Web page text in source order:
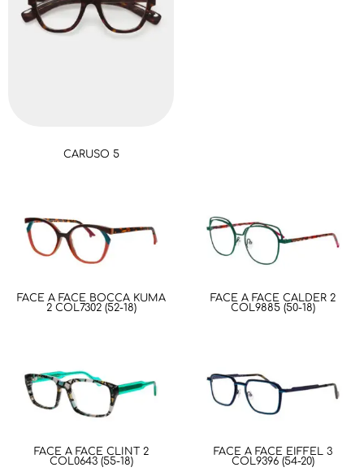
CARUSO 5
FACE A FACE BOCCA KUMA
2 COL7302 (52-18)
FACE A FACE CALDER 2
COL9885 (50-18)
FACE A FACE CLINT 2
COL0643 (55-18)
FACE A FACE EIFFEL 3
COL9396 (54-20)